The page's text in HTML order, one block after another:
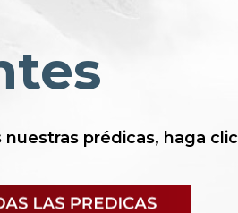
prédicas, haga clic